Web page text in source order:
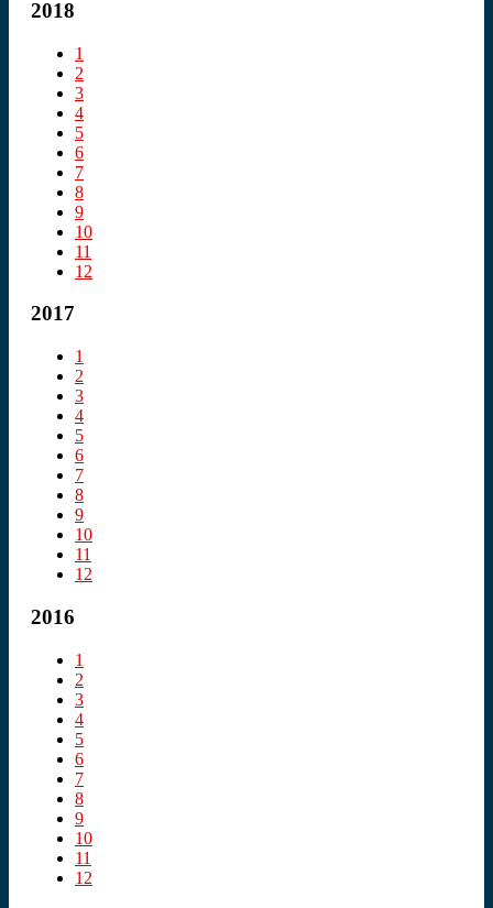
2018
1
2
3
4
5
6
7
8
9
10
11
12
2017
1
2
3
4
5
6
7
8
9
10
11
12
2016
1
2
3
4
5
6
7
8
9
10
11
12